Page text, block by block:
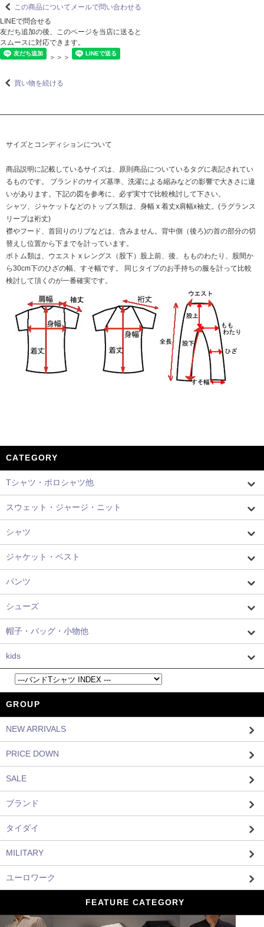
この商品についてメールで問い合わせる
LINEで問合せる
友だち追加の後、このページを当店に送ると
スムースに対応できます。
＞＞＞
買い物を続ける
サイズとコンディションについて
商品説明に記載しているサイズは、原則商品についているタグに表記されてい
るものです。 ブランドのサイズ基準、洗濯による縮みなどの影響で大きさに違
いがあります。下記の図を参考に、必ず実寸で比較検討して下さい。
シャツ、ジャケットなどのトップス類は、身幅 x 着丈x肩幅x袖丈。(ラグランス
リーブは裄丈)
襟やフード、首回りのリブなどは、含みません。背中側（後ろ)の首の部分の切
替えし位置から下までを計っています。
ボトム類は、ウエスト x レングス（股下）股上前、後、もものわたり、股間か
ら30cm下のひざの幅、すそ幅です。 同じタイプのお手持ちの服を計って比較
検討して頂くのが一番確実です。
CATEGORY
Tシャツ・ポロシャツ他
スウェット・ジャージ・ニット
シャツ
ジャケット・ベスト
パンツ
シューズ
帽子・バッグ・小物他
kids
GROUP
NEW ARRIVALS
PRICE DOWN
SALE
ブランド
タイダイ
MILITARY
ユーロワーク
FEATURE CATEGORY